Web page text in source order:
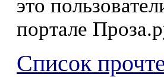
это
портале
Список